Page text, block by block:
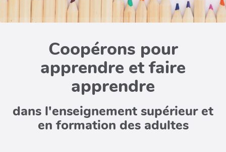
Coopérons pour
apprendre et faire
apprendre
dans l'enseignement supérieur et
en formation des adultes